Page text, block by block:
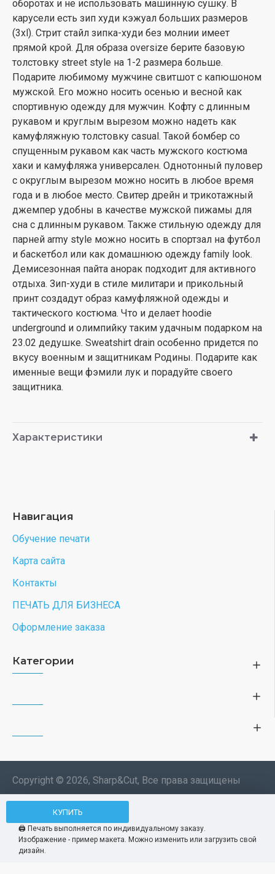
КУПИТЬ
🖨️ Печать выполняется по индивидуальному заказу.
Изображение - пример макета. Можно изменить или загрузить свой
дизайн.
оборотах и не использовать машинную сушку. В
карусели есть зип худи кэжуал больших размеров
(3xl). Стрит стайл зипка-худи без молнии имеет
прямой крой. Для образа oversize берите базовую
толстовку street style на 1-2 размера больше.
Подарите любимому мужчине свитшот с капюшоном
мужской. Его можно носить осенью и весной как
спортивную одежду для мужчин. Кофту с длинным
рукавом и круглым вырезом можно надеть как
камуфляжную толстовку casual. Такой бомбер со
спущенным рукавом как часть мужского костюма
хаки и камуфляжа универсален. Однотонный пуловер
с округлым вырезом можно носить в любое время
года и в любое место. Свитер дрейн и трикотажный
джемпер удобны в качестве мужской пижамы для
сна с длинным рукавом. Также стильную одежду для
парней army style можно носить в спортзал на футбол
и баскетбол или как домашнюю одежду family look.
Демисезонная пайта анорак подходит для активного
отдыха. Зип-худи в стиле милитари и прикольный
принт создадут образ камуфляжной одежды и
тактического костюма. Что и делает hoodie
underground и олимпийку таким удачным подарком на
23.02 дедушке. Sweatshirt drain особенно придется по
вкусу военным и защитникам Родины. Подарите как
именные вещи фэмили лук и порадуйте своего
защитника.
Характеристики
Навигация
Обучение печати
Карта сайта
Контакты
ПЕЧАТЬ ДЛЯ БИЗНЕСА
Оформление заказа
Категории
Copyright © 2026, Sharp&Cut, Все права защищены
Типография. 🖨️ Печать всех
изделий по индивидуальному
заказу. Изображения —
демонстрационные макеты.
Мы используем файлы cookie, чтобы вам
было удобнее пользоваться нашим сайтом.
Продолжая использование сайта, вы
соглашаетесь c использованием нами
Принять